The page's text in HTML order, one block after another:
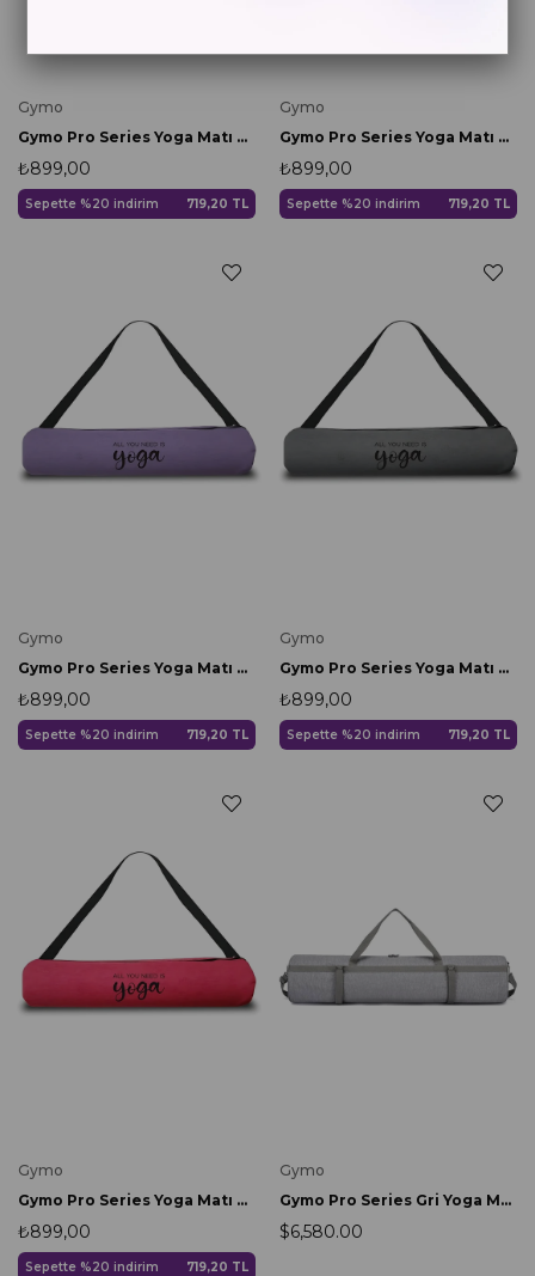
Gymo
Gymo Pro Series Yoga Matı Çantası Siyah
₺899,00
Sepette %20 indirim 719,20 TL
Gymo
Gymo Pro Series Yoga Matı Çantası Mavi
₺899,00
Sepette %20 indirim 719,20 TL
Gymo
Gymo Pro Series Yoga Matı Çantası Lila
₺899,00
Sepette %20 indirim 719,20 TL
Gymo
Gymo Pro Series Yoga Matı Çantası Gri
₺899,00
Sepette %20 indirim 719,20 TL
Gymo
Gymo Pro Series Yoga Matı Çantası Fuşya
₺899,00
Sepette %20 indirim 719,20 TL
Gymo
Gymo Pro Series Gri Yoga Matı Çantası
$6,580.00